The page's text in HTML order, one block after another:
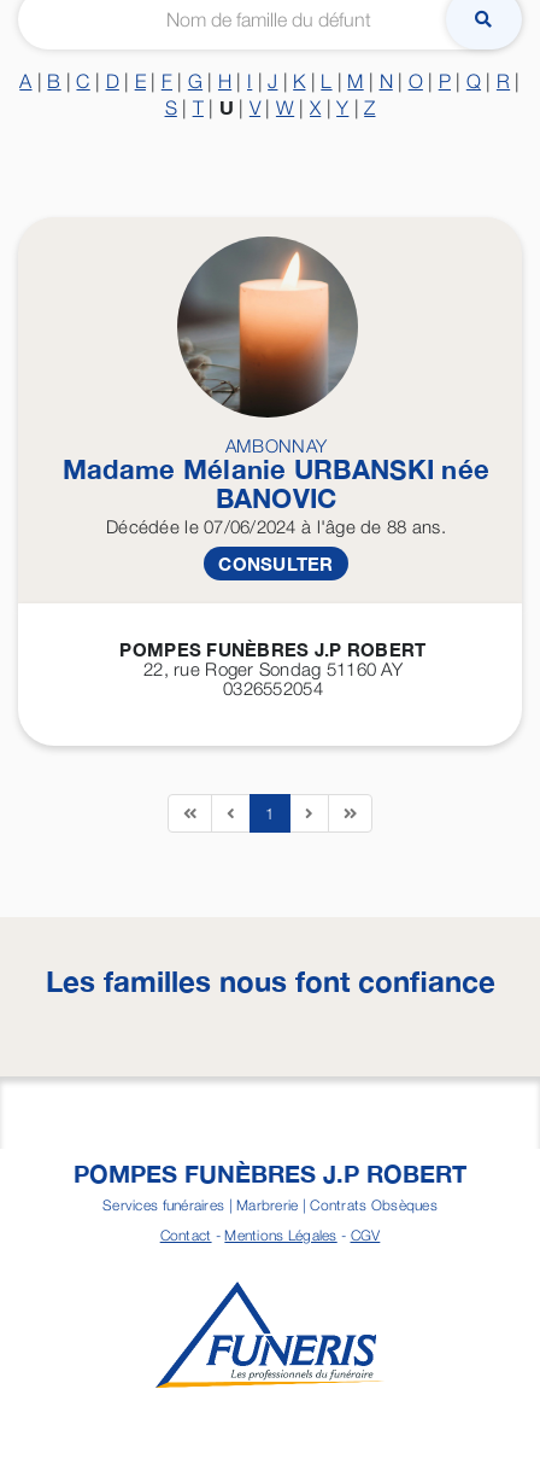
A B |C D| E| F G H I |J K L M N O| P| Q R
S| T| U V| W X |Y |Z
AMBONNAY
Madame Mélanie URBANSKI née
BANOVIC
Décédéele 07/06/2024 à l'âge de 88 ans.
CONSULTER
POMPES FUNÈBRES J.P ROBERT
22, rue Roger Sondag 51160AY
0326552054
1
Les familles nous font confiance
POMPES FUNÈBRES J.P ROBERT
Services funéraires | Marbrerie | Contrats Obsèques
Contact -Mentions Légales - CGV